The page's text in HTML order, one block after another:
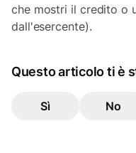
che mostri il credito o
dall'esercente).
Questo articolo ti è
Sì No